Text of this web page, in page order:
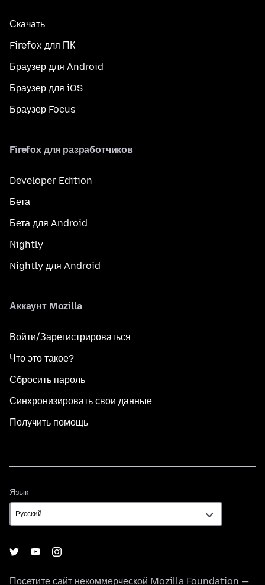
Скачать
Firefox для ПК
Браузер для Android
Браузер для iOS
Браузер Focus
Firefox для разработчиков
Developer Edition
Бета
Бета для Android
Nightly
Nightly для Android
Аккаунт Mozilla
Войти/Зарегистрироваться
Что это такое?
Сбросить пароль
Синхронизировать свои данные
Получить помощь
Язык
Посетите сайт некоммерческой Mozilla Foundation —